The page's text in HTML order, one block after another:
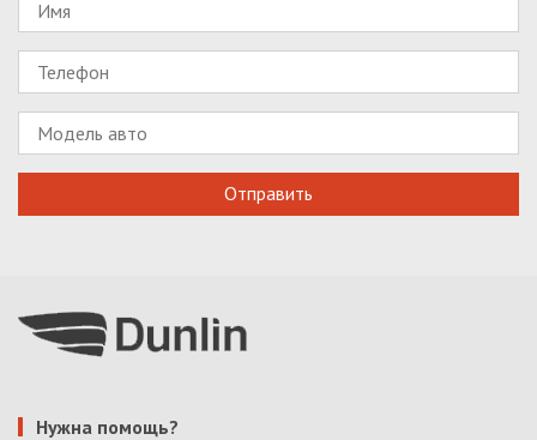
Нужна помощь?